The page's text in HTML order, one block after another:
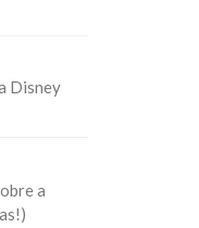
Disney
a